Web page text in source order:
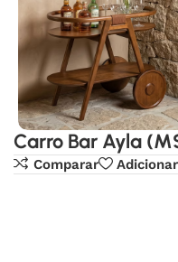
Carro Bar Ayla
Comparar